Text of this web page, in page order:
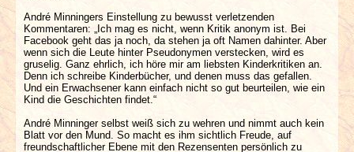
André Minningers Einstellung zu bewusst verletzenden
Kommentaren: „Ich mag es nicht, wenn Kritik anonym ist. Bei
Facebook geht das ja noch, da stehen ja oft Namen dahinter. Aber
wenn sich die Leute hinter Pseudonymen verstecken, wird es
gruselig. Ganz ehrlich, ich höre mir am liebsten Kinderkritiken an.
Denn ich schreibe Kinderbücher, und denen muss das gefallen.
Und ein Erwachsener kann einfach nicht so gut beurteilen, wie ein
Kind die Geschichten findet.“
André Minninger selbst weiß sich zu wehren und nimmt auch kein
Blatt vor den Mund. So macht es ihm sichtlich Freude, auf
freundschaftlicher Ebene mit den Rezensenten persönlich zu